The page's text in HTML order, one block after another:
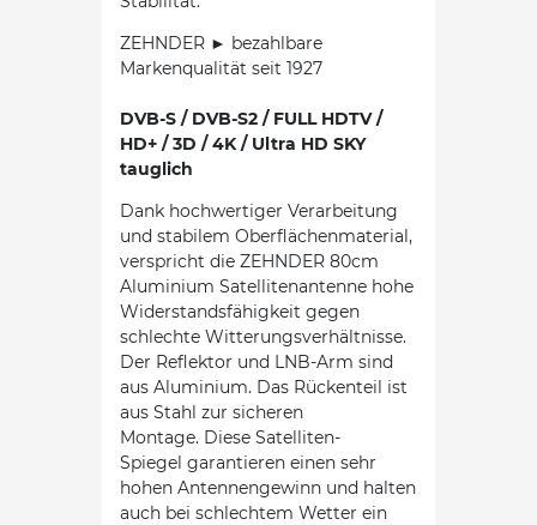
ZEHNDER ► bezahlbare
Markenqualität seit 1927
DVB-S / DVB-S2 / FULL HDTV /
HD+ / 3D / 4K / Ultra HD SKY
tauglich
Dank hochwertiger Verarbeitung
und stabilem Oberflächenmaterial,
verspricht die ZEHNDER 80cm
Aluminium Satellitenantenne hohe
Widerstandsfähigkeit gegen
schlechte Witterungsverhältnisse.
Der Reflektor und LNB-Arm sind
aus Aluminium. Das Rückenteil ist
aus Stahl zur sicheren
Montage. Diese Satelliten-
Spiegel garantieren einen sehr
hohen Antennengewinn und halten
auch bei schlechtem Wetter ein